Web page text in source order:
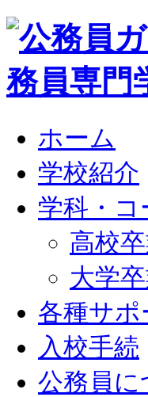
ホーム
学校紹介
学科・コ
高校
大学
各種サポ
入校手続
公務員に